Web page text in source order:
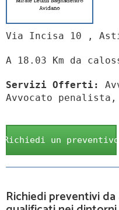
Via Incisa 10 ,
A 18.03 Km da
Servizi Offerti:
Avvocato
Richiedi un preventivo
Richiedi preventivi